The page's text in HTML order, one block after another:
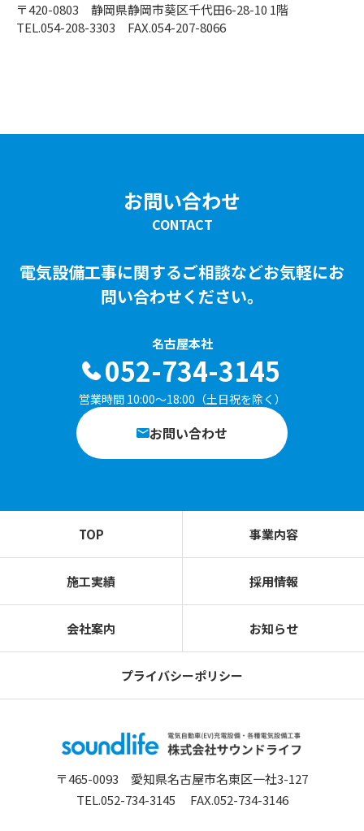
〒420-0803 静岡県静岡市葵区千代田6-28-10 1階
TEL.054-208-3303 FAX.054-207-8066
お問い合わせ
CONTACT
電気設備工事に関するご相談などお気軽にお
問い合わせください。
名古屋本社
052-734-3145
営業時間 10:00〜18:00（土日祝を除く）
お問い合わせ
TOP 事業内容
施工実績 採用情報
会社案内 お知らせ
プライバシーポリシー
〒465-0093 愛知県名古屋市名東区一社3-127
TEL.052-734-3145 FAX.052-734-3146